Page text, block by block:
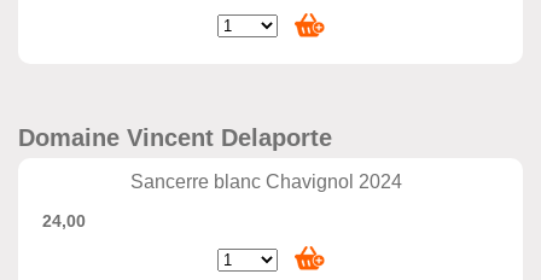
Domaine Vincent Delaporte
Sancerre blanc Chavignol 2024
24,00